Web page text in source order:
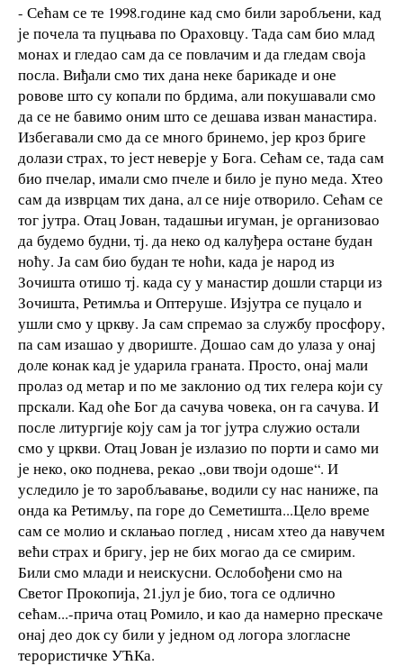
- Сећам се те 1998.године кад смо били заробљени, кад
је почела та пуцњава по Ораховцу. Тада сам био млад
монах и гледао сам да се повлачим и да гледам своја
посла. Виђали смо тих дана неке барикаде и оне
ровове што су копали по брдима, али покушавали смо
да се не бавимо оним што се дешава изван манастира.
Избегавали смо да се много бринемо, јер кроз бриге
долази страх, то јест неверје у Бога. Сећам се, тада сам
био пчелар, имали смо пчеле и било је пуно меда. Хтео
сам да изврцам тих дана, ал се није отворило. Сећам се
тог јутра. Отац Јован, тадашњи игуман, је организовао
да будемо будни, тј. да неко од калуђера остане будан
ноћу. Ја сам био будан те ноћи, када је народ из
Зочишта отишо тј. када су у манастир дошли старци из
Зочишта, Ретимља и Оптеруше. Изјутра се пуцало и
ушли смо у цркву. Ја сам спремао за службу просфору,
па сам изашао у двориште. Дошао сам до улаза у онај
доле конак кад је ударила граната. Просто, онај мали
пролаз од метар и по ме заклонио од тих гелера који су
прскали. Кад оће Бог да сачува човека, он га сачува. И
после литургије коју сам ја тог јутра служио остали
смо у цркви. Отац Јован је излазио по порти и само ми
је неко, око поднева, рекао ,,ови твоји одоше“. И
уследило је то заробљавање, водили су нас наниже, па
онда ка Ретимљу, па горе до Семетишта...Цело време
сам се молио и склањао поглед , нисам хтео да навучем
већи страх и бригу, јер не бих могао да се смирим.
Били смо млади и неискусни. Ослобођени смо на
Светог Прокопија, 21.јул је био, тога се одлично
сећам...-прича отац Ромило, и као да намерно прескаче
онај део док су били у једном од логора злогласне
терористичке УЋКа.